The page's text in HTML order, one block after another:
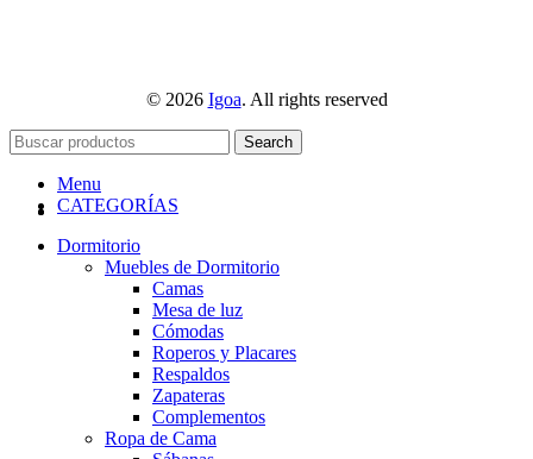
© 2026 Igoa. All rights reserved
Search
Menu
CATEGORÍAS
Dormitorio
Muebles de Dormitorio
Camas
Mesa de luz
Cómodas
Roperos y Placares
Respaldos
Zapateras
Complementos
Ropa de Cama